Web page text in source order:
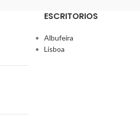
ESCRITORIOS
Albufeira
Lisboa